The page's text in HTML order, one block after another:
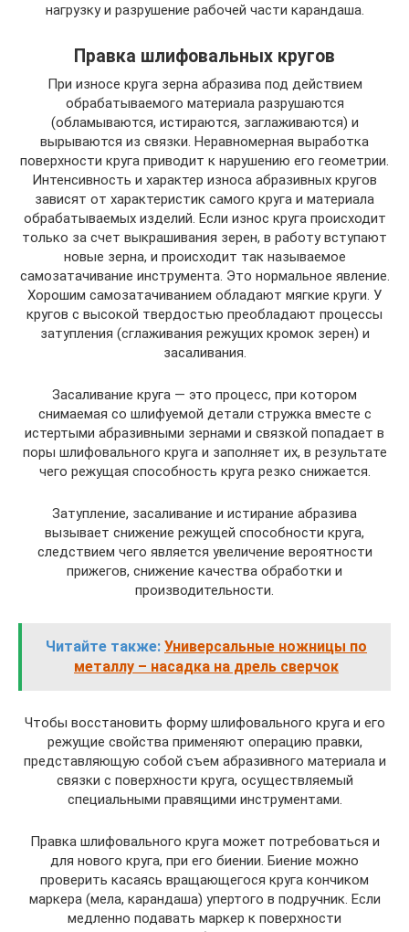
нагрузку и разрушение рабочей части карандаша.
Правка шлифовальных кругов
При износе круга зерна абразива под действием
обрабатываемого материала разрушаются
(обламываются, истираются, заглаживаются) и
вырываются из связки. Неравномерная выработка
поверхности круга приводит к нарушению его геометрии.
Интенсивность и характер износа абразивных кругов
зависят от характеристик самого круга и материала
обрабатываемых изделий. Если износ круга происходит
только за счет выкрашивания зерен, в работу вступают
новые зерна, и происходит так называемое
самозатачивание инструмента. Это нормальное явление.
Хорошим самозатачиванием обладают мягкие круги. У
кругов с высокой твердостью преобладают процессы
затупления (сглаживания режущих кромок зерен) и
засаливания.
Засаливание круга — это процесс, при котором
снимаемая со шлифуемой детали стружка вместе с
истертыми абразивными зернами и связкой попадает в
поры шлифовального круга и заполняет их, в результате
чего режущая способность круга резко снижается.
Затупление, засаливание и истирание абразива
вызывает снижение режущей способности круга,
следствием чего является увеличение вероятности
прижегов, снижение качества обработки и
производительности.
Читайте также: Универсальные ножницы по
металлу – насадка на дрель сверчок
Чтобы восстановить форму шлифовального круга и его
режущие свойства применяют операцию правки,
представляющую собой съем абразивного материала и
связки с поверхности круга, осуществляемый
специальными правящими инструментами.
Правка шлифовального круга может потребоваться и
для нового круга, при его биении. Биение можно
проверить касаясь вращающегося круга кончиком
маркера (мела, карандаша) упертого в подручник. Если
медленно подавать маркер к поверхности